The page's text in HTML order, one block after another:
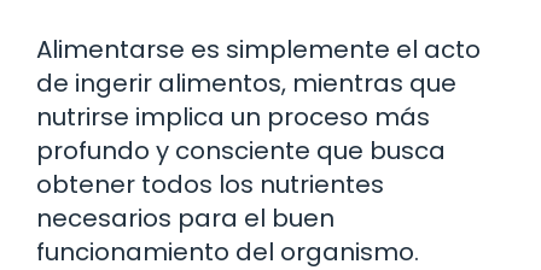
Alimentarse es simplemente el acto
de ingerir alimentos, mientras que
nutrirse implica un proceso más
profundo y consciente que busca
obtener todos los nutrientes
necesarios para el buen
funcionamiento del organismo.